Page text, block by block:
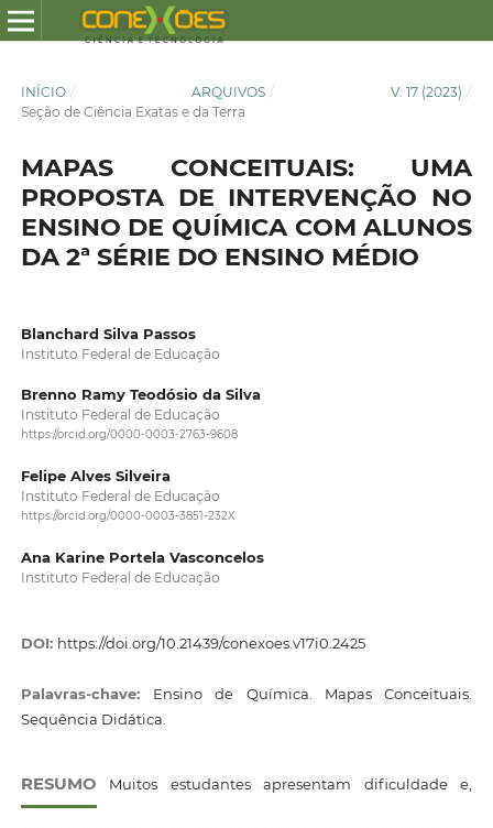
INÍCIO / ARQUIVOS / V. 17 (2023) /
Seção de Ciência Exatas e da Terra
MAPAS CONCEITUAIS: UMA
PROPOSTA DE INTERVENÇÃO NO
ENSINO DE QUÍMICA COM ALUNOS
DA 2ª SÉRIE DO ENSINO MÉDIO
Blanchard Silva Passos
Instituto Federal de Educação
Brenno Ramy Teodósio da Silva
Instituto Federal de Educação
https://orcid.org/0000-0003-2763-9608
Felipe Alves Silveira
Instituto Federal de Educação
https://orcid.org/0000-0003-3851-232X
Ana Karine Portela Vasconcelos
Instituto Federal de Educação
DOI: https://doi.org/10.21439/conexoes.v17i0.2425
Palavras-chave: Ensino de Química. Mapas Conceituais.
Sequência Didática.
RESUMO Muitos estudantes apresentam dificuldade e,